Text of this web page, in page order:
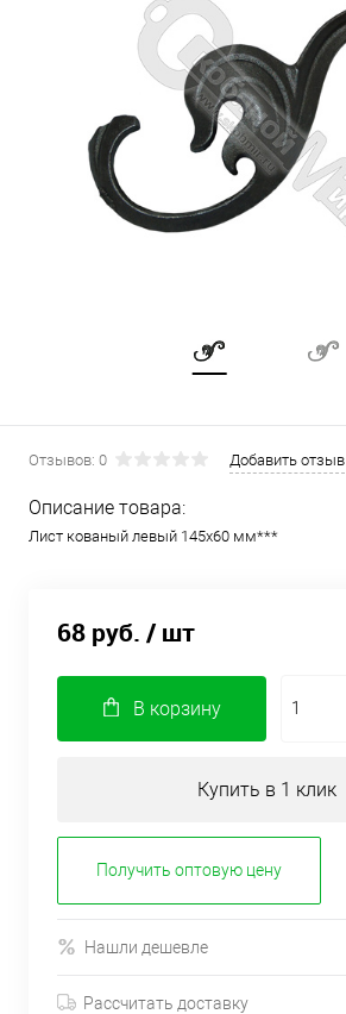
Отзывов: 0 Добавить отзыв
Описание товара:
Лист кованый левый 145х60 мм***
68 руб. / шт
В корзину
Купить в 1 клик
Получить оптовую цену
Нашли дешевле
Рассчитать доставку